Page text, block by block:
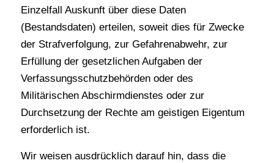
Einzelfall Auskunft über diese Daten
(Bestandsdaten) erteilen, soweit dies für Zwecke
der Strafverfolgung, zur Gefahrenabwehr, zur
Erfüllung der gesetzlichen Aufgaben der
Verfassungsschutzbehörden oder des
Militärischen Abschirmdienstes oder zur
Durchsetzung der Rechte am geistigen Eigentum
erforderlich ist.
Wir weisen ausdrücklich darauf hin, dass die